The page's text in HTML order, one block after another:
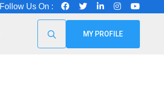
Follow Us On :
MY PROFILE